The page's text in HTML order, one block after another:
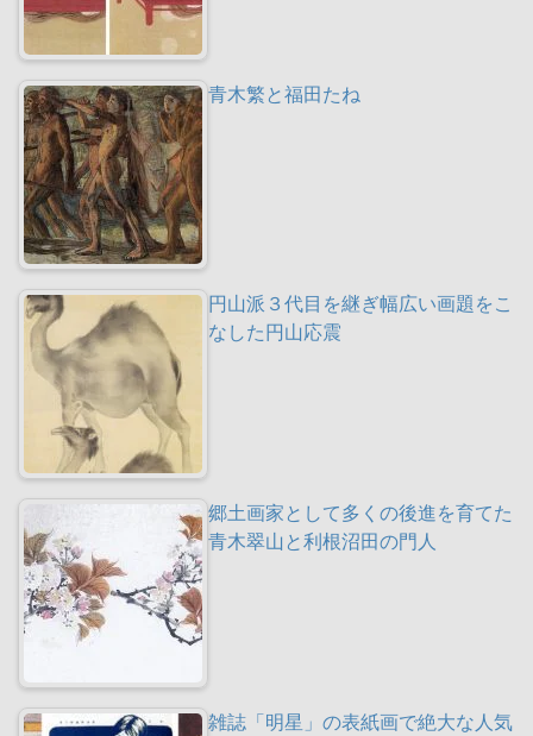
青木繁と福田たね
円山派３代目を継ぎ幅広い画題をこ
なした円山応震
郷土画家として多くの後進を育てた
青木翠山と利根沼田の門人
雑誌「明星」の表紙画で絶大な人気